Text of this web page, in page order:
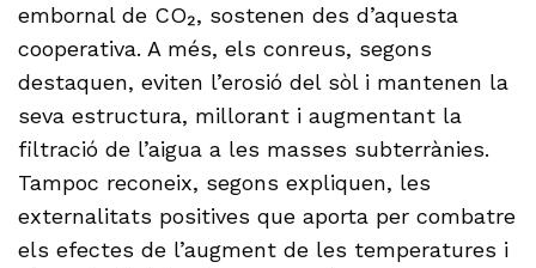
embornal de CO₂, sostenen des d’aquesta
cooperativa. A més, els conreus, segons
destaquen, eviten l’erosió del sòl i mantenen la
seva estructura, millorant i augmentant la
filtració de l’aigua a les masses subterrànies.
Tampoc reconeix, segons expliquen, les
externalitats positives que aporta per combatre
els efectes de l’augment de les temperatures i